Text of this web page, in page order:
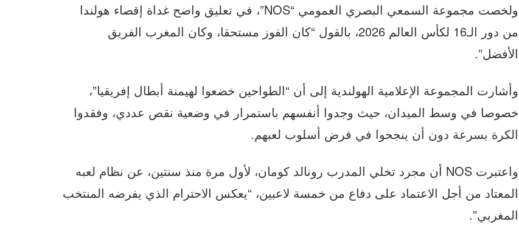
ولخصت مجموعة السمعي البصري العمومي “NOS”، في تعليق واضح غداة إقصاء هولندا
من دور الـ16 لكأس العالم 2026، بالقول “كان الفوز مستحقا، وكان المغرب الفريق
الأفضل”.
وأشارت المجموعة الإعلامية الهولندية إلى أن “الطواحين خضعوا لهيمنة أبطال إفريقيا”،
خصوصا في وسط الميدان، حيث وجدوا أنفسهم باستمرار في وضعية نقص عددي، وفقدوا
الكرة بسرعة دون أن ينجحوا في فرض أسلوب لعبهم.
واعتبرت NOS أن مجرد تخلي المدرب رونالد كومان، لأول مرة منذ سنتين، عن نظام لعبه
المعتاد من أجل الاعتماد على دفاع من خمسة لاعبين، “يعكس الاحترام الذي يفرضه المنتخب
المغربي”.